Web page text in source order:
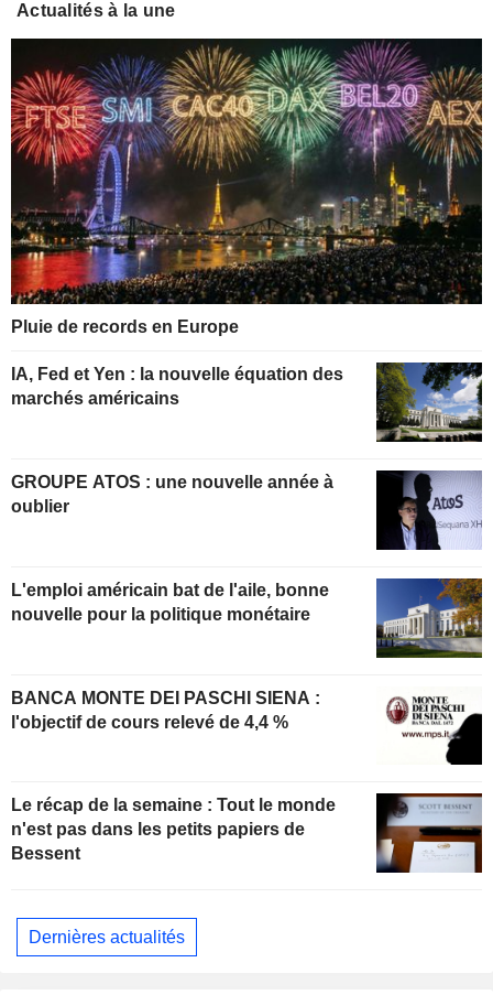
Actualités à la une
Pluie de records en Europe
IA, Fed et Yen : la nouvelle équation des
marchés américains
GROUPE ATOS : une nouvelle année à
oublier
L'emploi américain bat de l'aile, bonne
nouvelle pour la politique monétaire
BANCA MONTE DEI PASCHI SIENA :
l'objectif de cours relevé de 4,4 %
Le récap de la semaine : Tout le monde
n'est pas dans les petits papiers de
Bessent
Dernières actualités